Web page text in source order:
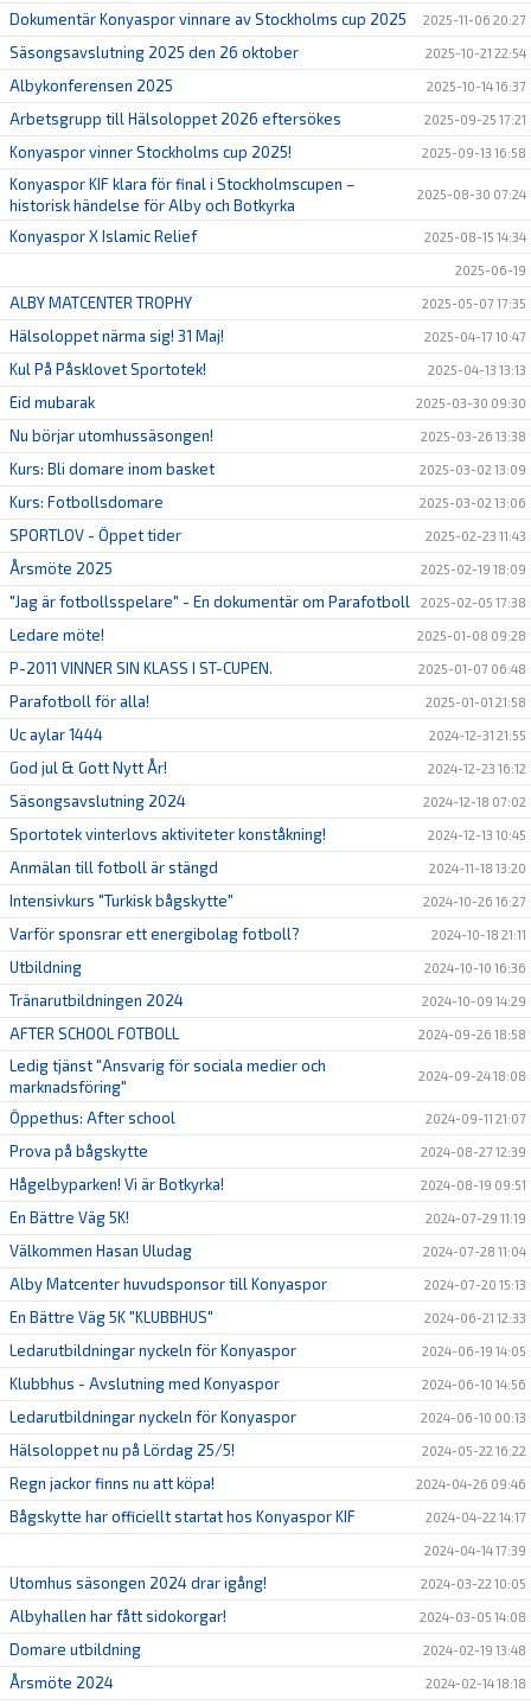
Dokumentär Konyaspor vinnare av Stockholms cup 2025 2025-11-06 20:27
Säsongsavslutning 2025 den 26 oktober 2025-10-21 22:54
Albykonferensen 2025 2025-10-14 16:37
Arbetsgrupp till Hälsoloppet 2026 eftersökes 2025-09-25 17:21
Konyaspor vinner Stockholms cup 2025! 2025-09-13 16:58
Konyaspor KIF klara för final i Stockholmscupen –
historisk händelse för Alby och Botkyrka
2025-08-30 07:24
Konyaspor X Islamic Relief 2025-08-15 14:34
2025-06-19
ALBY MATCENTER TROPHY 2025-05-07 17:35
Hälsoloppet närma sig! 31 Maj! 2025-04-17 10:47
Kul På Påsklovet Sportotek! 2025-04-13 13:13
Eid mubarak 2025-03-30 09:30
Nu börjar utomhussäsongen! 2025-03-26 13:38
Kurs: Bli domare inom basket 2025-03-02 13:09
Kurs: Fotbollsdomare 2025-03-02 13:06
SPORTLOV - Öppet tider 2025-02-23 11:43
Årsmöte 2025 2025-02-19 18:09
"Jag är fotbollsspelare" - En dokumentär om Parafotboll 2025-02-05 17:38
Ledare möte! 2025-01-08 09:28
P-2011 VINNER SIN KLASS I ST-CUPEN. 2025-01-07 06:48
Parafotboll för alla! 2025-01-01 21:58
Uc aylar 1444 2024-12-31 21:55
God jul & Gott Nytt År! 2024-12-23 16:12
Säsongsavslutning 2024 2024-12-18 07:02
Sportotek vinterlovs aktiviteter konståkning! 2024-12-13 10:45
Anmälan till fotboll är stängd 2024-11-18 13:20
Intensivkurs "Turkisk bågskytte" 2024-10-26 16:27
Varför sponsrar ett energibolag fotboll? 2024-10-18 21:11
Utbildning 2024-10-10 16:36
Tränarutbildningen 2024 2024-10-09 14:29
AFTER SCHOOL FOTBOLL 2024-09-26 18:58
Ledig tjänst "Ansvarig för sociala medier och
marknadsföring"
2024-09-24 18:08
Öppethus: After school 2024-09-11 21:07
Prova på bågskytte 2024-08-27 12:39
Hågelbyparken! Vi är Botkyrka! 2024-08-19 09:51
En Bättre Väg 5K! 2024-07-29 11:19
Välkommen Hasan Uludag 2024-07-28 11:04
Alby Matcenter huvudsponsor till Konyaspor 2024-07-20 15:13
En Bättre Väg 5K "KLUBBHUS" 2024-06-21 12:33
Ledarutbildningar nyckeln för Konyaspor 2024-06-19 14:05
Klubbhus - Avslutning med Konyaspor 2024-06-10 14:56
Ledarutbildningar nyckeln för Konyaspor 2024-06-10 00:13
Hälsoloppet nu på Lördag 25/5! 2024-05-22 16:22
Regn jackor finns nu att köpa! 2024-04-26 09:46
Bågskytte har officiellt startat hos Konyaspor KIF 2024-04-22 14:17
2024-04-14 17:39
Utomhus säsongen 2024 drar igång! 2024-03-22 10:05
Albyhallen har fått sidokorgar! 2024-03-05 14:08
Domare utbildning 2024-02-19 13:48
Årsmöte 2024 2024-02-14 18:18